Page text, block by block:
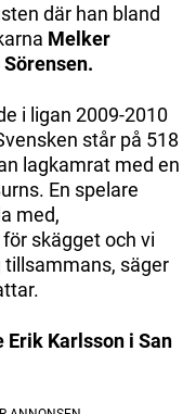
där han bland
Melker
i ligan 2009-2010
står på 518
lagkamrat med en
En spelare
med,
skägget och vi
tillsammans, säger
Erik Karlsson i San